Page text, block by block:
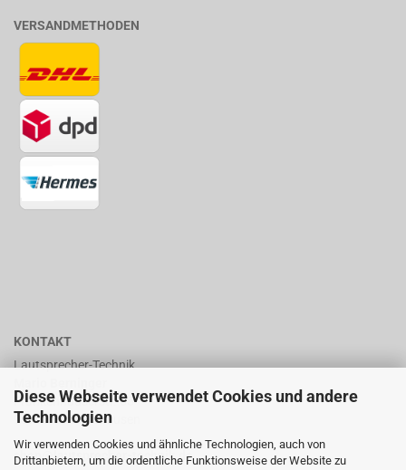
Diese Webseite verwendet Cookies und andere
Technologien
Wir verwenden Cookies und ähnliche Technologien, auch von
Drittanbietern, um die ordentliche Funktionsweise der Website zu
VERSANDMETHODEN
KONTAKT
Lautsprecher-Technik
Frankenhäuserstr. 65
99706 Sondershausen
shop@lautsprecher-technik.de